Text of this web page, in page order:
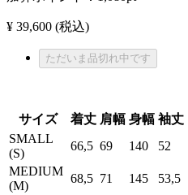
¥ 39,600 (税込)
ただいま品切れ中です
サイズ 着丈 肩幅 身幅 袖丈
SMALL
(S)
66,5 69 140
52
MEDIUM
(M)
68,5 71 145
53,5